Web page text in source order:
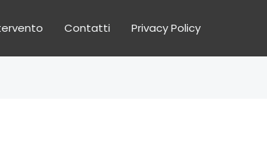
Contatti Privacy Policy